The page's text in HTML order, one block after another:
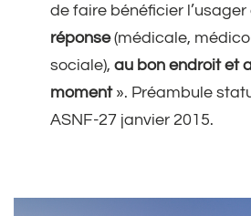
de faire bénéficier l’usager
réponse(médicale,
sociale), au bon endroit et
moment». Préambule
ASNF-27 janvier 2015.